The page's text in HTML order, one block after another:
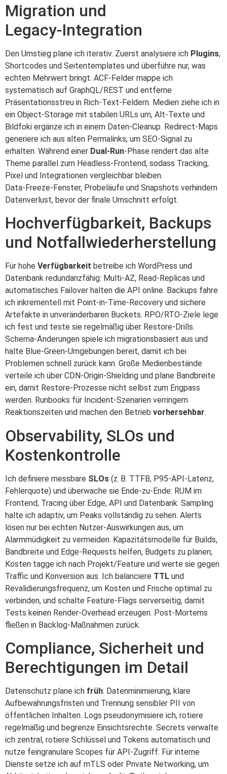
Migration und
Legacy‑Integration
Den Umstieg plane ich iterativ. Zuerst analysiere ich Plugins,
Shortcodes und Seitentemplates und überführe nur, was
echten Mehrwert bringt. ACF‑Felder mappe ich
systematisch auf GraphQL/REST und entferne
Präsentationsstreu in Rich‑Text‑Feldern. Medien ziehe ich in
ein Object‑Storage mit stabilen URLs um, Alt‑Texte und
Bildfoki ergänze ich in einem Daten‑Cleanup. Redirect‑Maps
generiere ich aus alten Permalinks, um SEO‑Signal zu
erhalten. Während einer Dual‑Run‑Phase rendert das alte
Theme parallel zum Headless‑Frontend, sodass Tracking,
Pixel und Integrationen vergleichbar bleiben.
Data‑Freeze‑Fenster, Probeläufe und Snapshots verhindern
Datenverlust, bevor der finale Umschnitt erfolgt.
Hochverfügbarkeit, Backups
und Notfallwiederherstellung
Für hohe Verfügbarkeit betreibe ich WordPress und
Datenbank redundanzfähig: Multi‑AZ, Read‑Replicas und
automatisches Failover halten die API online. Backups fahre
ich inkrementell mit Point‑in‑Time‑Recovery und sichere
Artefakte in unveränderbaren Buckets. RPO/RTO‑Ziele lege
ich fest und teste sie regelmäßig über Restore‑Drills.
Schema‑Änderungen spiele ich migrationsbasiert aus und
halte Blue‑Green‑Umgebungen bereit, damit ich bei
Problemen schnell zurück kann. Große Medienbestände
verteile ich über CDN‑Origin‑Shielding und plane Bandbreite
ein, damit Restore‑Prozesse nicht selbst zum Engpass
werden. Runbooks für Incident‑Szenarien verringern
Reaktionszeiten und machen den Betrieb vorhersehbar.
Observability, SLOs und
Kostenkontrolle
Ich definiere messbare SLOs (z. B. TTFB, P95‑API‑Latenz,
Fehlerquote) und überwache sie Ende‑zu‑Ende: RUM im
Frontend, Tracing über Edge, API und Datenbank. Sampling
halte ich adaptiv, um Peaks vollständig zu sehen. Alerts
lösen nur bei echten Nutzer‑Auswirkungen aus, um
Alarmmüdigkeit zu vermeiden. Kapazitätsmodelle für Builds,
Bandbreite und Edge‑Requests helfen, Budgets zu planen;
Kosten tagge ich nach Projekt/Feature und werte sie gegen
Traffic und Konversion aus. Ich balanciere TTL und
Revalidierungsfrequenz, um Kosten und Frische optimal zu
verbinden, und schalte Feature‑Flags serverseitig, damit
Tests keinen Render‑Overhead erzeugen. Post‑Mortems
fließen in Backlog‑Maßnahmen zurück.
Compliance, Sicherheit und
Berechtigungen im Detail
Datenschutz plane ich früh: Datenminimierung, klare
Aufbewahrungsfristen und Trennung sensibler PII von
öffentlichen Inhalten. Logs pseudonymisiere ich, rotiere
regelmäßig und begrenze Einsichtsrechte. Secrets verwalte
ich zentral, rotiere Schlüssel und Tokens automatisch und
nutze feingranulare Scopes für API‑Zugriff. Für interne
Dienste setze ich auf mTLS oder Private Networking, um